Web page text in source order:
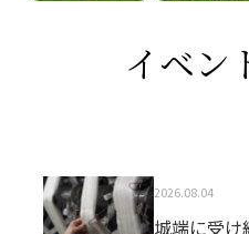
イベン
2026.08.04
城端に受け